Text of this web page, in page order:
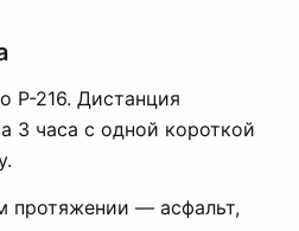
Р-216. Дистанция
3 часа с одной короткой
протяжении — асфальт,